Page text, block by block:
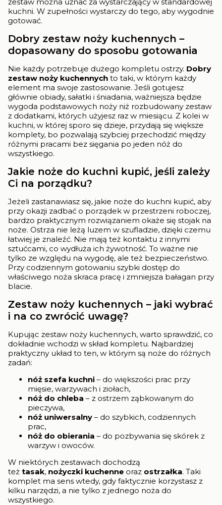
kuchni. W zupełności wystarczy do tego, aby wygodnie
gotować.
Dobry zestaw noży kuchennych –
dopasowany do sposobu gotowania
Nie każdy potrzebuje dużego kompletu ostrzy. Dobry
zestaw noży kuchennych to taki, w którym każdy
element ma swoje zastosowanie. Jeśli gotujesz
głównie obiady, sałatki i śniadania, ważniejsza będzie
wygoda podstawowych noży niż rozbudowany zestaw
z dodatkami, których użyjesz raz w miesiącu. Z kolei w
kuchni, w której sporo się dzieje, przydają się większe
komplety, bo pozwalają szybciej przechodzić między
różnymi pracami bez sięgania po jeden nóż do
wszystkiego.
Jakie noże do kuchni kupić, jeśli zależy
Ci na porządku?
Jeżeli zastanawiasz się, jakie noże do kuchni kupić, aby
przy okazji zadbać o porządek w przestrzeni roboczej,
bardzo praktycznym rozwiązaniem okaże się stojak na
noże. Ostrza nie leżą luzem w szufladzie, dzięki czemu
łatwiej je znaleźć. Nie mają też kontaktu z innymi
sztućcami, co wydłuża ich żywotność. To ważne nie
tylko ze względu na wygodę, ale też bezpieczeństwo.
Przy codziennym gotowaniu szybki dostęp do
właściwego noża skraca pracę i zmniejsza bałagan przy
blacie.
Zestaw noży kuchennych – jaki wybrać
i na co zwrócić uwagę?
Kupując zestaw noży kuchennych, warto sprawdzić, co
dokładnie wchodzi w skład kompletu. Najbardziej
praktyczny układ to ten, w którym są noże do różnych
zadań:
nóż szefa kuchni – do większości prac przy
mięsie, warzywach i ziołach,
nóż do chleba – z ostrzem ząbkowanym do
pieczywa,
nóż uniwersalny – do szybkich, codziennych
prac,
nóż do obierania – do pozbywania się skórek z
warzyw i owoców.
W niektórych zestawach dochodzą
też tasak, nożyczki kuchenne oraz ostrzałka. Taki
komplet ma sens wtedy, gdy faktycznie korzystasz z
kilku narzędzi, a nie tylko z jednego noża do
wszystkiego.